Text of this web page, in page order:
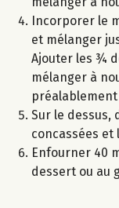
Incorporer le
et mélanger
Ajouter les ¾
mélanger à
Sur le dessus,
concassées et
Enfourner 40
dessert ou au